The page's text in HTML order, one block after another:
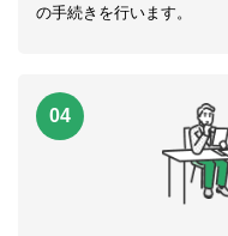
の手続きを行います。
04